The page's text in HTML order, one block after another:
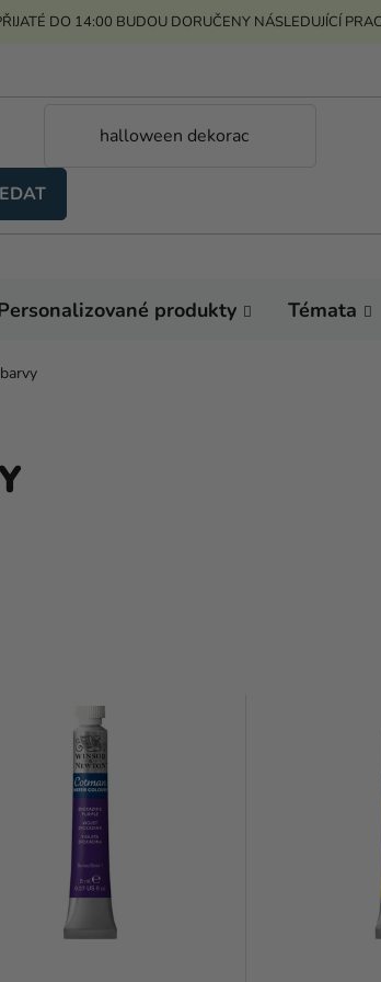
DO 14:00 BUDOU DORUČENY NÁSLEDUJÍCÍ
produkty Témata